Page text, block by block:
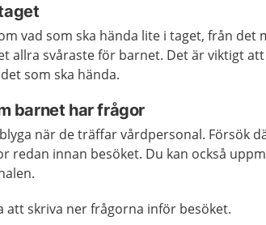
vad som ska hända lite i taget, från det
allra svåraste för barnet. Det är viktigt
som ska hända.
barnet har frågor
när de träffar vårdpersonal. Försök
redan innan besöket. Du kan också
att skriva ner frågorna inför besöket.